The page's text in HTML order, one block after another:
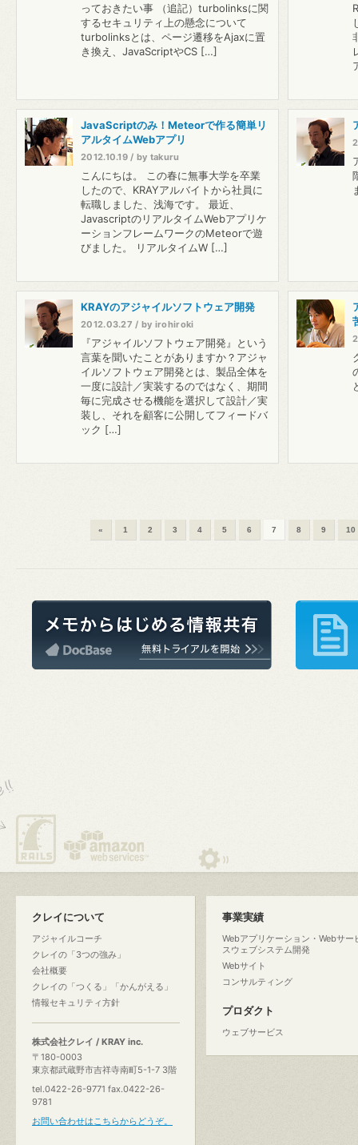
っておきたい事 （追記）turbolinksに関
するセキュリティ上の懸念について
turbolinksとは、ページ遷移をAjaxに置
き換え、JavaScriptやCS […]
JavaScriptのみ！Meteorで作る簡単リ
アルタイムWebアプリ
2012.10.19 / by takuru
こんにちは。 この春に無事大学を卒業
したので、KRAYアルバイトから社員に
転職しました、浅海です。 最近、
JavascriptのリアルタイムWebアプリケ
ーションフレームワークのMeteorで遊
びました。 リアルタイムW […]
KRAYのアジャイルソフトウェア開発
2012.03.27 / by irohiroki
『アジャイルソフトウェア開発』という
言葉を聞いたことがありますか？アジャ
イルソフトウェア開発とは、製品全体を
一度に設計／実装するのではなく、期間
毎に完成させる機能を選択して設計／実
装し、それを顧客に公開してフィードバ
ック […]
« 1 2 3 4 5 6 7 8 9 10
クレイについて
アジャイルコーチ
クレイの「3つの強み」
会社概要
クレイの「つくる」「かんがえる」
情報セキュリティ方針
株式会社クレイ / KRAY inc.
〒180-0003
東京都武蔵野市吉祥寺南町5-1-7 3階
tel.0422-26-9771 fax.0422-26-
9781
お問い合わせはこちらからどうぞ。
事業実績
Webアプリケーション・Webサー
スウェブシステム開発
Webサイト
コンサルティング
プロダクト
ウェブサービス